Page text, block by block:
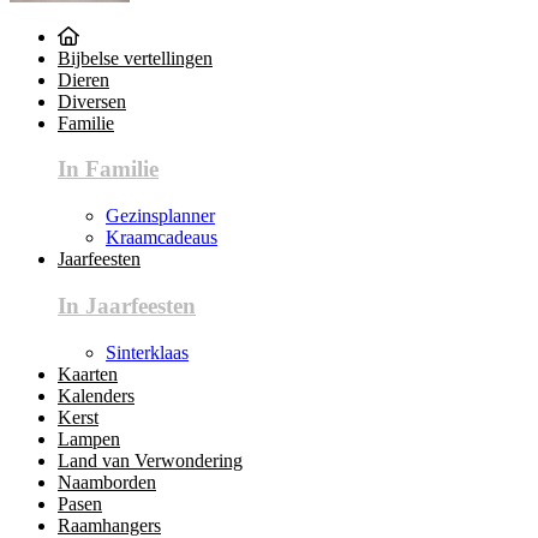
Bijbelse vertellingen
Dieren
Diversen
Familie
In Familie
Gezinsplanner
Kraamcadeaus
Jaarfeesten
In Jaarfeesten
Sinterklaas
Kaarten
Kalenders
Kerst
Lampen
Land van Verwondering
Naamborden
Pasen
Raamhangers